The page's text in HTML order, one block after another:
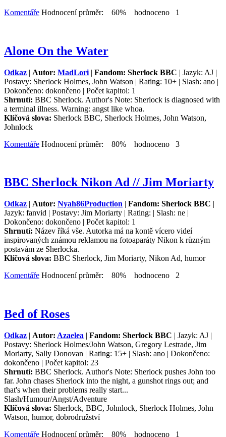
Komentáře Hodnocení průměr: 60% hodnoceno 1
Alone On the Water
Odkaz | Autor: MadLori | Fandom: Sherlock BBC | Jazyk: AJ |
Postavy: Sherlock Holmes, John Watson | Rating: 10+ | Slash: ano |
Dokončeno: dokončeno | Počet kapitol: 1
Shrnutí: BBC Sherlock. Author's Note: Sherlock is diagnosed with
a terminal illness. Warning: angst like whoa.
Klíčová slova: Sherlock BBC, Sherlock Holmes, John Watson,
Johnlock
Komentáře Hodnocení průměr: 80% hodnoceno 3
BBC Sherlock Nikon Ad // Jim Moriarty
Odkaz | Autor: Nyah86Production | Fandom: Sherlock BBC |
Jazyk: fanvid | Postavy: Jim Moriarty | Rating: | Slash: ne |
Dokončeno: dokončeno | Počet kapitol: 1
Shrnutí: Název říká vše. Autorka má na kontě vícero videí
inspirovaných známou reklamou na fotoaparáty Nikon k různým
postavám ze Sherlocka.
Klíčová slova: BBC Sherlock, Jim Moriarty, Nikon Ad, humor
Komentáře Hodnocení průměr: 80% hodnoceno 2
Bed of Roses
Odkaz | Autor: Azaelea | Fandom: Sherlock BBC | Jazyk: AJ |
Postavy: Sherlock Holmes/John Watson, Gregory Lestrade, Jim
Moriarty, Sally Donovan | Rating: 15+ | Slash: ano | Dokončeno:
dokončeno | Počet kapitol: 23
Shrnutí: BBC Sherlock. Author's Note: Sherlock pushes John too
far. John chases Sherlock into the night, a gunshot rings out; and
that's when their problems really start...
Slash/Humour/Angst/Adventure
Klíčová slova: Sherlock, BBC, Johnlock, Sherlock Holmes, John
Watson, humor, dobrodružství
Komentáře Hodnocení průměr: 80% hodnoceno 1